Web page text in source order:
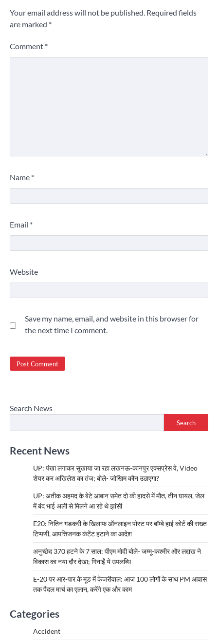
Your email address will not be published. Required fields
are marked *
Comment *
Name *
Email *
Website
Save my name, email, and website in this browser for
the next time I comment.
Search News
Search
Recent News
UP: पंखा लगाकर सुखाया जा रहा लखनऊ-कानपुर एक्सप्रेस वे, Video
शेयर कर अखिलेश का तंज; बोले- जोखिम कौन उठाएगा?
UP: अतीक अहमद के बेटे आबान समेत दो की हादसे में मौत, तीन घायल, जेल
में बंद भाई अली से मिलने आ रहे थे झांसी
E20: नितिन गडकरी के खिलाफ ऑनलाइन पोस्ट पर बॉम्बे हाई कोर्ट की सख्त
टिप्पणी, आपत्तिजनक कंटेंट हटाने का आदेश
अनुच्छेद 370 हटने के 7 साल: पीएम मोदी बोले- जम्मू-कश्मीर और लद्दाख ने
विकास का नया दौर देखा; गिनाईं ये उपलब्धि
E-20 पर आर-पार के मूड में केजरीवाल: आज 100 लोगों के साथ PM आवास
तक पैदल मार्च का एलान, करेंगे एक और काम
Categories
Accident